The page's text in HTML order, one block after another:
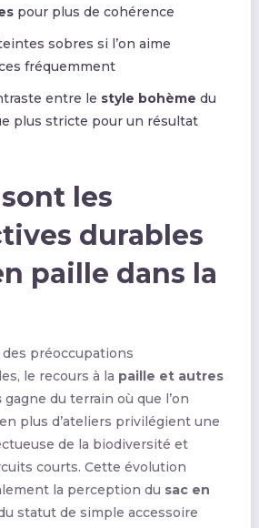
pour plus de cohérence
sobres si l’on aime
fréquemment
entre le style bohème du
plus stricte pour un résultat
les
durables
paille dans la
des préoccupations
le recours à la paille et autres
gagne du terrain où que l’on
plus d’ateliers privilégient une
de la biodiversité et
courts. Cette évolution
la perception du sac en
statut de simple accessoire